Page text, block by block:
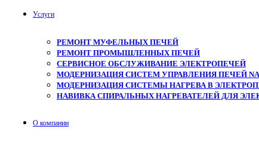
Услуги
РЕМОНТ МУФЕЛЬНЫХ ПЕЧЕЙ
РЕМОНТ ПРОМЫШЛЕННЫХ ПЕЧЕЙ
СЕРВИСНОЕ ОБСЛУЖИВАНИЕ ЭЛЕКТРОПЕЧЕЙ
МОДЕРНИЗАЦИЯ СИСТЕМ УПРАВЛЕНИЯ ПЕЧЕЙ
МОДЕРНИЗАЦИЯ СИСТЕМЫ НАГРЕВА В
НАВИВКА СПИРАЛЬНЫХ НАГРЕВАТЕЛЕЙ ДЛЯ
О компании